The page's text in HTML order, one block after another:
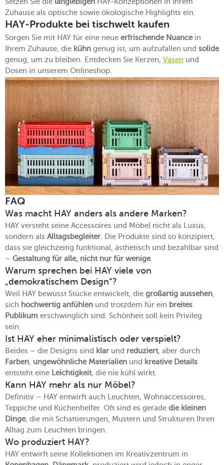
Zuhause als optische sowie ökologische Highlights ein.
HAY-Produkte bei tischwelt kaufen
Sorgen Sie mit HAY für eine neue erfrischende Nuancein
Ihrem Zuhause, die kühn genug ist, um aufzufallen und solide
genug, um zu bleiben. Entdecken Sie Kerzen, Vasen und
Dosen in unserem Onlineshop.
FAQ
Was macht HAY anders als andere Marken?
HAY versteht seine Accessoires und Möbel nicht als Luxus,
sondern als Alltagsbegleiter. Die Produkte sind so konzipiert,
dass sie gleichzeitig funktional, ästhetisch und bezahlbar sind
– Gestaltung für alle, nicht nur für wenige.
Warum sprechen bei HAY viele von
„demokratischem Design“?
Weil HAY bewusst Stücke entwickelt, die großartig aussehen,
sich hochwertig anfühlen und trotzdem für ein breites
Publikum erschwinglich sind. Schönheit soll kein Privileg
sein.
Ist HAY eher minimalistisch oder verspielt?
Beides – die Designs sind klar und reduziert, aber durch
Farben, ungewöhnliche Materialien und kreative Details
entsteht eine Leichtigkeit, die nie kühl wirkt.
Kann HAY mehr als nur Möbel?
Definitiv – HAY entwirft auch Leuchten, Wohnaccessoires,
Teppiche und Küchenhelfer. Oft sind es gerade die kleinen
Dinge, die mit Schattierungen, Mustern und Strukturen Ihren
Alltag zum Leuchten bringen.
Wo produziert HAY?
HAY entwirft seine Kollektionen im Kreativzentrum in